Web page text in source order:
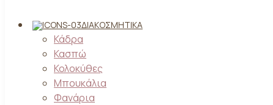
ΔΙΑΚΟΣΜΗΤΙΚΆ
Κάδρα
Κασπώ
Κολοκύθες
Μπουκάλια
Φανάρια